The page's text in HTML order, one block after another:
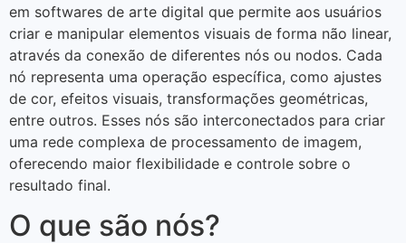
em softwares de arte digital que permite aos usuários
criar e manipular elementos visuais de forma não linear,
através da conexão de diferentes nós ou nodos. Cada
nó representa uma operação específica, como ajustes
de cor, efeitos visuais, transformações geométricas,
entre outros. Esses nós são interconectados para criar
uma rede complexa de processamento de imagem,
oferecendo maior flexibilidade e controle sobre o
resultado final.
O que são nós?